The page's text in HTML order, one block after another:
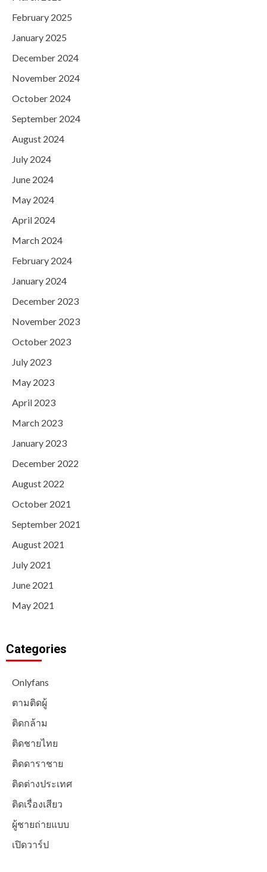
February 2025
January 2025
December 2024
November 2024
October 2024
September 2024
August 2024
July 2024
June 2024
May 2024
April 2024
March 2024
February 2024
January 2024
December 2023
November 2023
October 2023
July 2023
May 2023
April 2023
March 2023
January 2023
December 2022
August 2022
October 2021
September 2021
August 2021
July 2021
June 2021
May 2021
Categories
Onlyfans
ตามติดผู้
ติดกล้าม
ติดชายไทย
ติดดาราชาย
ติดต่างประเทศ
ติดเรื่องเสียว
ผู้ชายถ่ายแบบ
เปิดวาร์ป